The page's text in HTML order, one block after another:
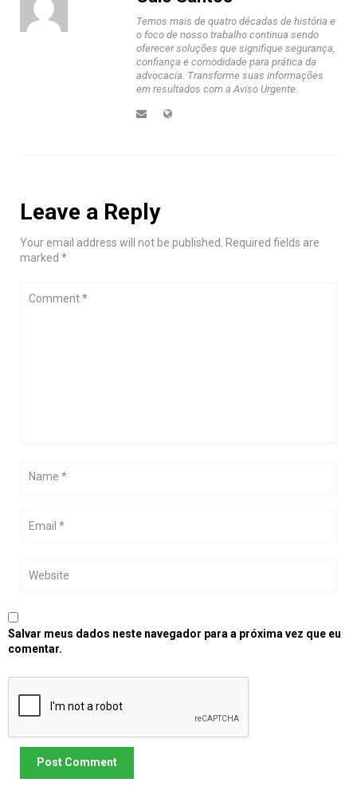
Temos mais de quatro décadas de história e
o foco de nosso trabalho continua sendo
oferecer soluções que signifique segurança,
confiança e comodidade para prática da
advocacia. Transforme suas informações
em resultados com a Aviso Urgente.
Leave a Reply
Your email address will not be published. Required fields are
marked *
Salvar meus dados neste navegador para a próxima vez que eu
comentar.
Post Comment